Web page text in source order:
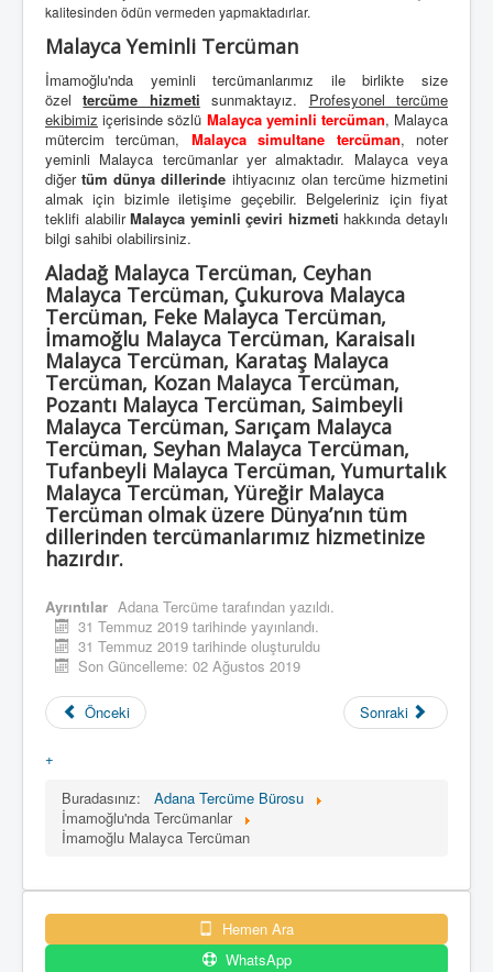
kalitesinden ödün vermeden yapmaktadırlar.
Malayca Yeminli Tercüman
İmamoğlu'nda yeminli tercümanlarımız ile birlikte size
özeltercüme hizmeti sunmaktayız. Profesyonel tercüme
ekibimiz içerisinde sözlü Malayca yeminli tercüman, Malayca
mütercim tercüman, Malayca simultane tercüman, noter
yeminli Malayca tercümanlar yer almaktadır. Malayca veya
diğertüm dünya dillerinde ihtiyacınız olan tercüme hizmetini
almak için bizimle iletişime geçebilir. Belgeleriniz için fiyat
teklifi alabilirMalayca yeminli çeviri hizmeti hakkında detaylı
bilgi sahibi olabilirsiniz.
Aladağ Malayca Tercüman, Ceyhan
Malayca Tercüman, Çukurova Malayca
Tercüman, Feke Malayca Tercüman,
İmamoğlu Malayca Tercüman, Karaisalı
Malayca Tercüman, Karataş Malayca
Tercüman, Kozan Malayca Tercüman,
Pozantı Malayca Tercüman, Saimbeyli
Malayca Tercüman, Sarıçam Malayca
Tercüman, Seyhan Malayca Tercüman,
Tufanbeyli Malayca Tercüman, Yumurtalık
Malayca Tercüman, Yüreğir Malayca
Tercüman olmak üzere Dünya’nın tüm
dillerinden tercümanlarımız hizmetinize
hazırdır.
Ayrıntılar Adana Tercüme tarafından yazıldı.
31 Temmuz 2019 tarihinde yayınlandı.
31 Temmuz 2019 tarihinde oluşturuldu
Son Güncelleme: 02 Ağustos 2019
Önceki Sonraki
+
Buradasınız:
Adana Tercüme Bürosu
İmamoğlu'nda Tercümanlar
İmamoğlu Malayca Tercüman
Hemen Ara
WhatsApp